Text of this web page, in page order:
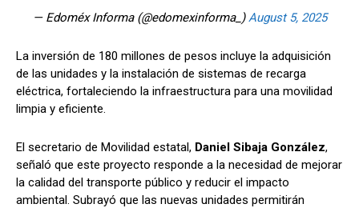
— Edoméx Informa (@edomexinforma_)August 5, 2025
La inversión de 180 millones de pesos incluye la adquisición
de las unidades y la instalación de sistemas de recarga
eléctrica, fortaleciendo la infraestructura para una movilidad
limpia y eficiente.
El secretario de Movilidad estatal, Daniel Sibaja González,
señaló que este proyecto responde a la necesidad de mejorar
la calidad del transporte público y reducir el impacto
ambiental. Subrayó que las nuevas unidades permitirán